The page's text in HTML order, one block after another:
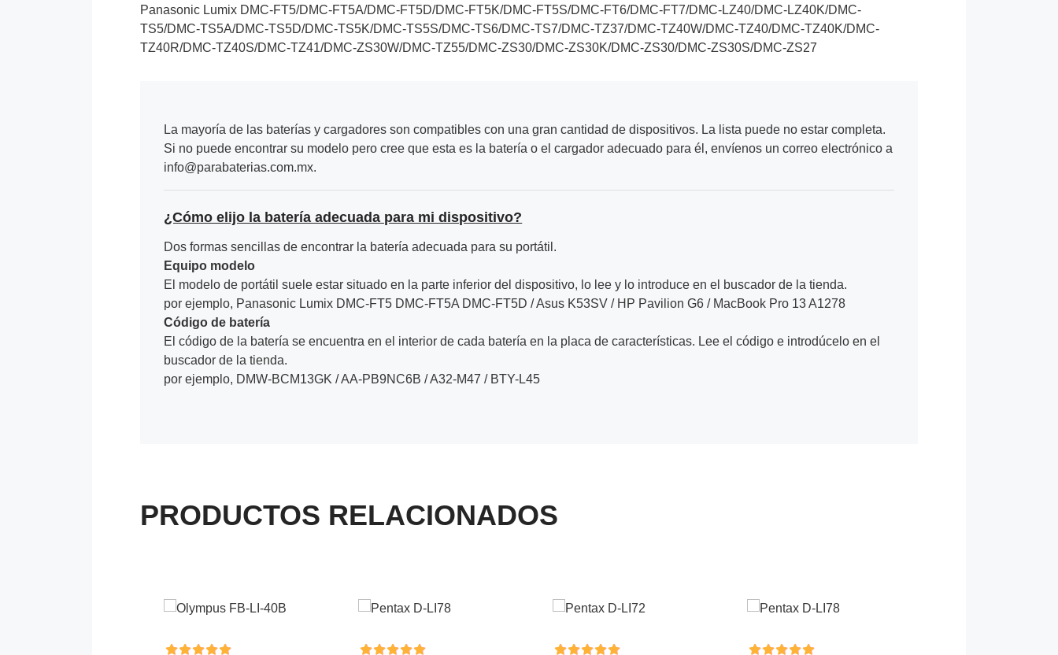
Panasonic Lumix DMC-FT5/DMC-FT5A/DMC-FT5D/DMC-FT5K/DMC-FT5S/DMC-FT6/DMC-FT7/DMC-LZ40/DMC-LZ40K/DMC-
TS5/DMC-TS5A/DMC-TS5D/DMC-TS5K/DMC-TS5S/DMC-TS6/DMC-TS7/DMC-TZ37/DMC-TZ40W/DMC-TZ40/DMC-TZ40K/DMC-
TZ40R/DMC-TZ40S/DMC-TZ41/DMC-ZS30W/DMC-TZ55/DMC-ZS30/DMC-ZS30K/DMC-ZS30/DMC-ZS30S/DMC-ZS27
La mayoría de las baterías y cargadores son compatibles con una gran cantidad de dispositivos. La lista puede no estar completa.
Si no puede encontrar su modelo pero cree que esta es la batería o el cargador adecuado para él, envíenos un correo electrónico a
info@parabaterias.com.mx.
¿Cómo elijo la batería adecuada para mi dispositivo?
Dos formas sencillas de encontrar la batería adecuada para su portátil.
Equipo modelo
El modelo de portátil suele estar situado en la parte inferior del dispositivo, lo lee y lo introduce en el buscador de la tienda.
por ejemplo, Panasonic Lumix DMC-FT5 DMC-FT5A DMC-FT5D / Asus K53SV / HP Pavilion G6 / MacBook Pro 13 A1278
Código de batería
El código de la batería se encuentra en el interior de cada batería en la placa de características. Lee el código e introdúcelo en el
buscador de la tienda.
por ejemplo, DMW-BCM13GK / AA-PB9NC6B / A32-M47 / BTY-L45
PRODUCTOS RELACIONADOS